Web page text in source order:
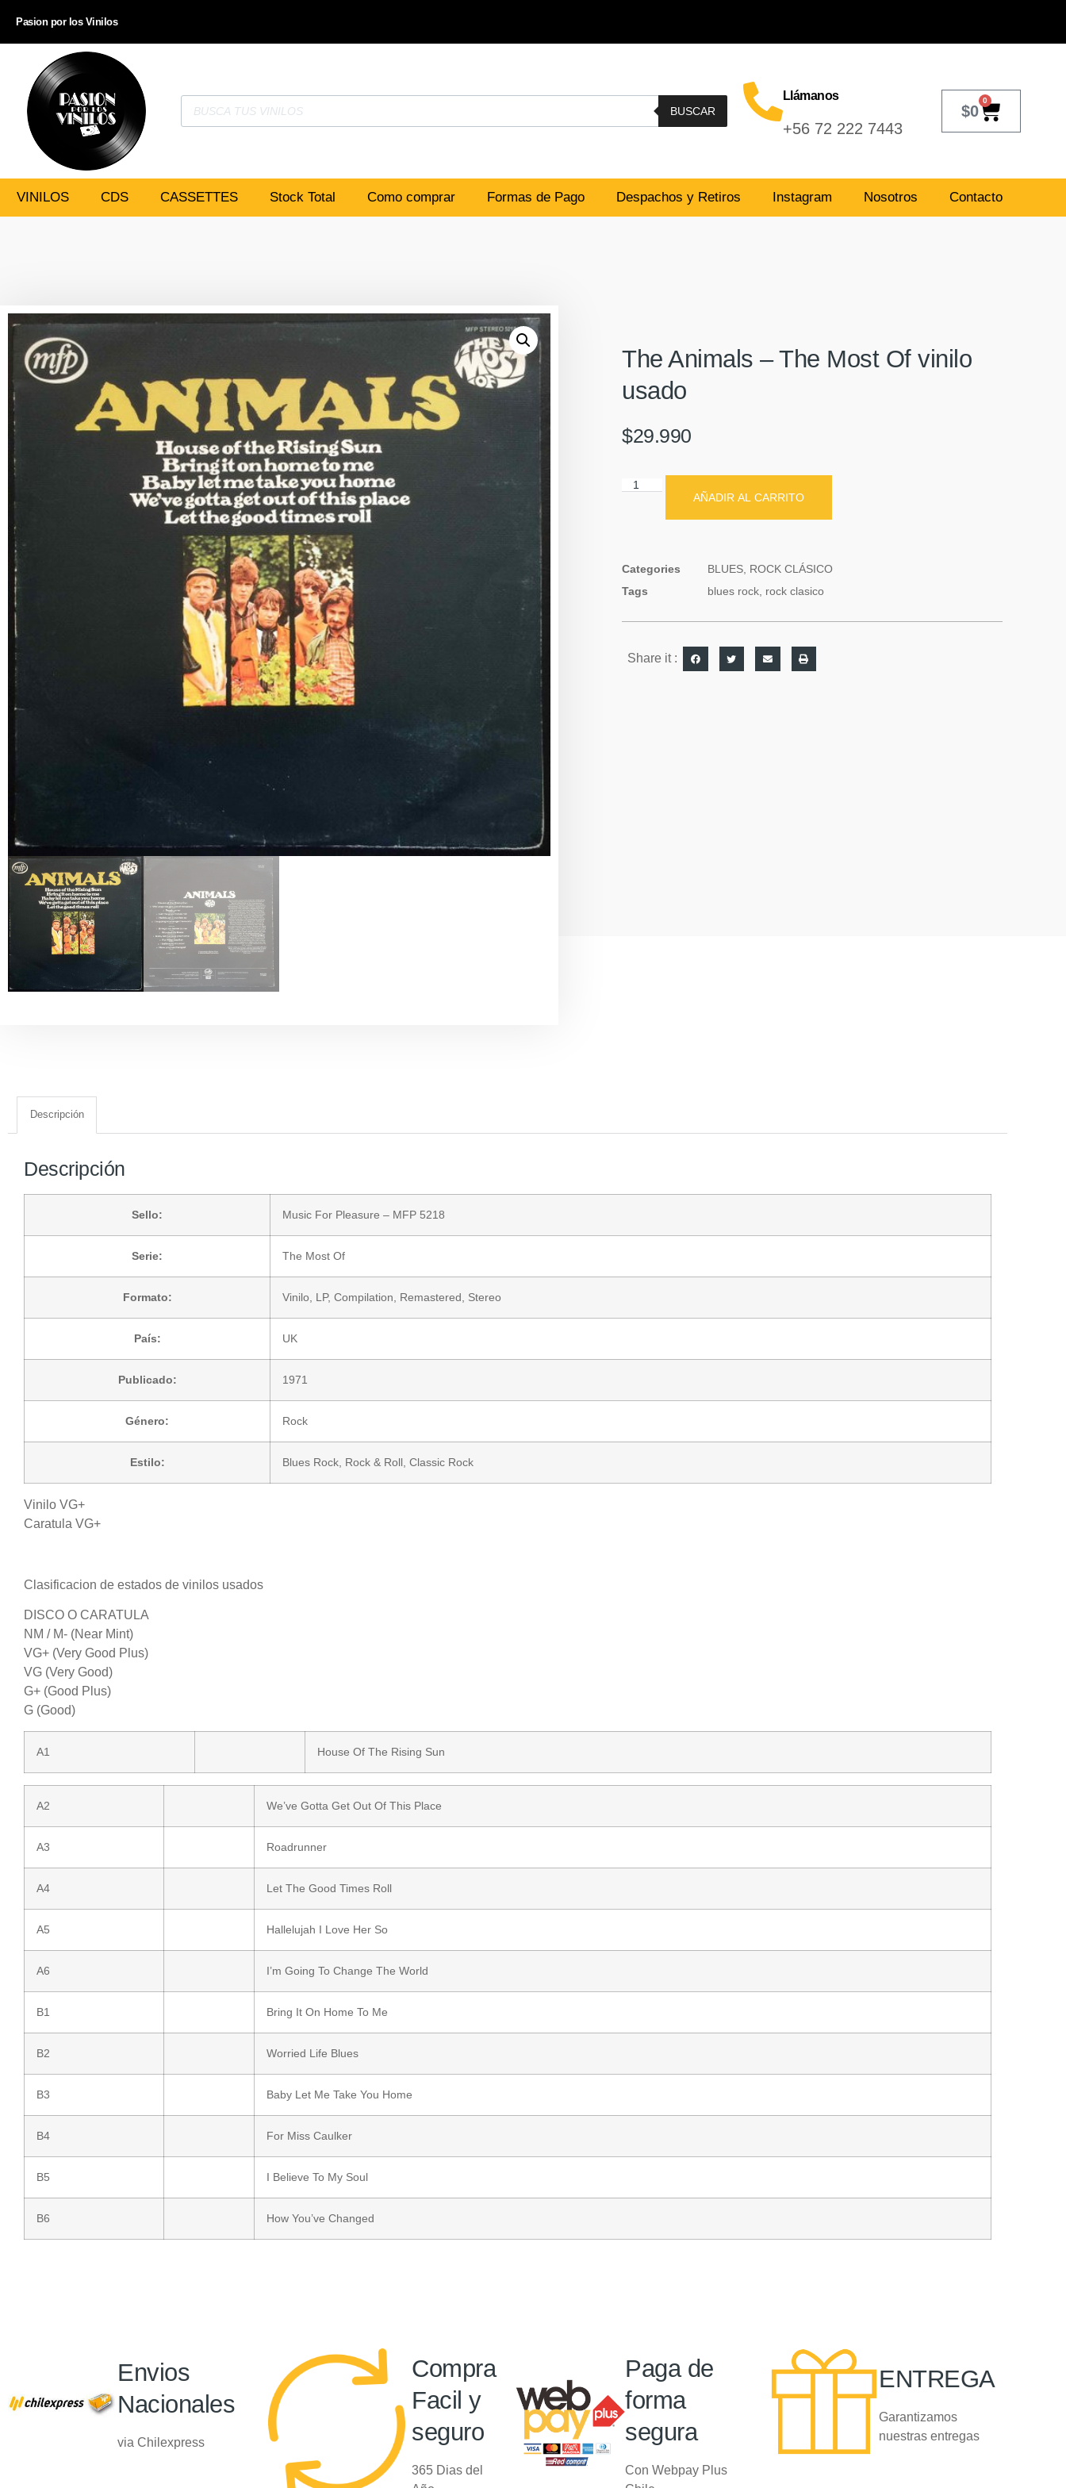
Pasion por los Vinilos
BUSCAR
Llámanos
+56 72 222 7443
$0
0
VINILOS CDS CASSETTES Stock Total Como comprar Formas de Pago Despachos y Retiros Instagram Nosotros Contacto
The Animals – The Most Of vinilo
usado
$29.990
AÑADIR AL CARRITO
Categories BLUES, ROCK CLÁSICO
Tags
blues rock, rock clasico
Share it :
Descripción
Descripción
Sello: Music For Pleasure – MFP 5218
Serie: The Most Of
Formato: Vinilo , LP, Compilation, Remastered, Stereo
País: UK
Publicado: 1971
Género: Rock
Estilo: Blues Rock Rock & Roll Classic Rock
Vinilo VG+
Caratula VG+
Clasificacion de estados de vinilos usados
DISCO O CARATULA
NM / M- (Near Mint)
VG+ (Very Good Plus)
VG (Very Good)
G+ (Good Plus)
G (Good)
A1 House Of The Rising Sun
A2 We’ve Gotta Get Out Of This Place
A3 Roadrunner
A4 Let The Good Times Roll
A5 Hallelujah I Love Her So
A6 I’m Going To Change The World
B1 Bring It On Home To Me
B2 Worried Life Blues
B3 Baby Let Me Take You Home
B4 For Miss Caulker
B5 I Believe To My Soul
B6 How You’ve Changed
Envios
Nacionales
via Chilexpress
Compra
Facil y
seguro
365 Dias del
Paga de
forma
segura
Con Webpay Plus
ENTREGA
Garantizamos
nuestras entregas